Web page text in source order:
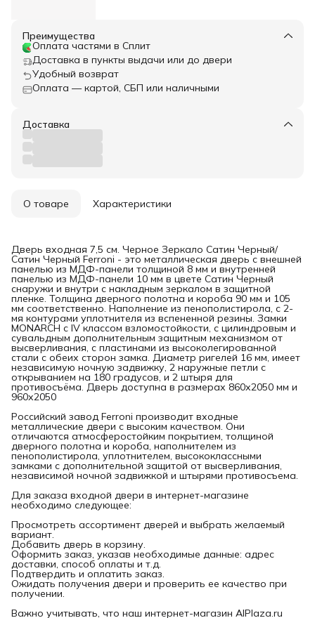
Преимущества
Оплата частями в Сплит
Доставка в пункты выдачи или до двери
Удобный возврат
Оплата — картой, СБП или наличными
Доставка
О товаре Характеристики
Дверь входная 7,5 см. Черное Зеркало Сатин Черный/
Сатин Черный Ferroni - это металлическая дверь с внешней
панелью из МДФ-панели толщиной 8 мм и внутренней
панелью из МДФ-панели 10 мм в цвете Сатин Черный
снаружи и внутри с накладным зеркалом в защитной
пленке. Толщина дверного полотна и короба 90 мм и 105
мм соответственно. Наполнение из пенополистирола, с 2-
мя контурами уплотнителя из вспененной резины. Замки
MONARCH с IV классом взломостойкости, с цилиндровым и
сувальдным дополнительным защитным механизмом от
высверливания, с пластинами из высоколегированной
стали с обеих сторон замка. Диаметр ригелей 16 мм, имеет
независимую ночную задвижку, 2 наружные петли с
открыванием на 180 градусов, и 2 штыря для
противосъёма. Дверь доступна в размерах 860х2050 мм и
960х2050
Российский завод Ferroni производит входные
металлические двери с высоким качеством. Они
отличаются атмосферостойким покрытием, толщиной
дверного полотна и короба, наполнителем из
пенополистирола, уплотнителем, высококлассными
замками с дополнительной защитой от высверливания,
независимой ночной задвижкой и штырями противосъема.
Для заказа входной двери в интернет-магазине
необходимо следующее:
Просмотреть ассортимент дверей и выбрать желаемый
вариант.
Добавить дверь в корзину.
Оформить заказ, указав необходимые данные: адрес
доставки, способ оплаты и т.д.
Подтвердить и оплатить заказ.
Ожидать получения двери и проверить ее качество при
получении.
Важно учитывать, что наш интернет-магазин AlPlaza.ru